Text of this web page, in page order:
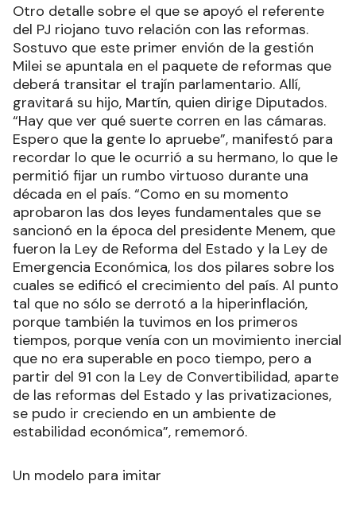
Otro detalle sobre el que se apoyó el referente
del PJ riojano tuvo relación con las reformas.
Sostuvo que este primer envión de la gestión
Milei se apuntala en el paquete de reformas que
deberá transitar el trajín parlamentario. Allí,
gravitará su hijo, Martín, quien dirige Diputados.
“Hay que ver qué suerte corren en las cámaras.
Espero que la gente lo apruebe”, manifestó para
recordar lo que le ocurrió a su hermano, lo que le
permitió fijar un rumbo virtuoso durante una
década en el país. “Como en su momento
aprobaron las dos leyes fundamentales que se
sancionó en la época del presidente Menem, que
fueron la Ley de Reforma del Estado y la Ley de
Emergencia Económica, los dos pilares sobre los
cuales se edificó el crecimiento del país. Al punto
tal que no sólo se derrotó a la hiperinflación,
porque también la tuvimos en los primeros
tiempos, porque venía con un movimiento inercial
que no era superable en poco tiempo, pero a
partir del 91 con la Ley de Convertibilidad, aparte
de las reformas del Estado y las privatizaciones,
se pudo ir creciendo en un ambiente de
estabilidad económica”, rememoró.
Un modelo para imitar